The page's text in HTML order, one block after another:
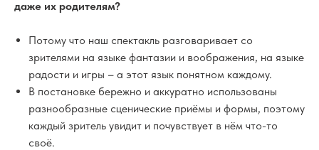
даже их родителям?
Потому что наш спектакль разговаривает со
зрителями на языке фантазии и воображения, на языке
радости и игры – а этот язык понятном каждому.
В постановке бережно и аккуратно использованы
разнообразные сценические приёмы и формы, поэтому
каждый зритель увидит и почувствует в нём что-то
своё.